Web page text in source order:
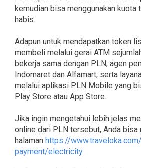
kemudian bisa menggunakan kuota
habis.
Adapun untuk mendapatkan token
membeli melalui gerai ATM
bekerja sama dengan PLN, agen
Indomaret dan Alfamart, serta
melalui aplikasi PLN Mobile yang
Play Store atau App Store.
Jika ingin mengetahui lebih jelas
online dari PLN tersebut, Anda bisa
halaman https://
payment/electricity.